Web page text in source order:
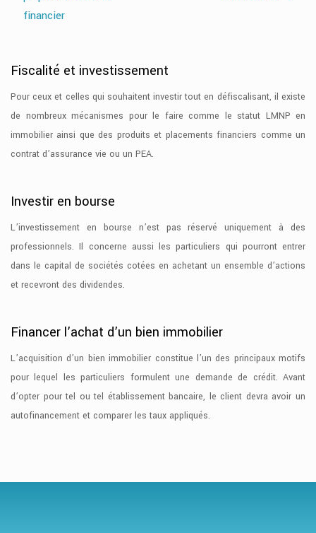
financier
Fiscalité et investissement
Pour ceux et celles qui souhaitent investir tout en défiscalisant, il existe
de nombreux mécanismes pour le faire comme le statut LMNP en
immobilier ainsi que des produits et placements financiers comme un
contrat d’assurance vie ou un PEA.
Investir en bourse
L’investissement en bourse n’est pas réservé uniquement à des
professionnels. Il concerne aussi les particuliers qui pourront entrer
dans le capital de sociétés cotées en achetant un ensemble d’actions
et recevront des dividendes.
Financer l’achat d’un bien immobilier
L’acquisition d’un bien immobilier constitue l’un des principaux motifs
pour lequel les particuliers formulent une demande de crédit. Avant
d’opter pour tel ou tel établissement bancaire, le client devra avoir un
autofinancement et comparer les taux appliqués.